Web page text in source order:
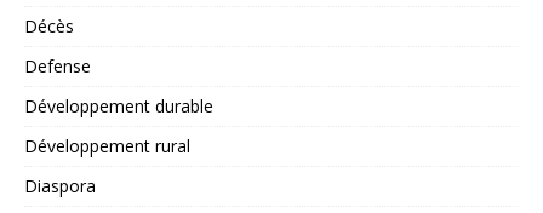
Décès
Defense
Développement durable
Développement rural
Diaspora